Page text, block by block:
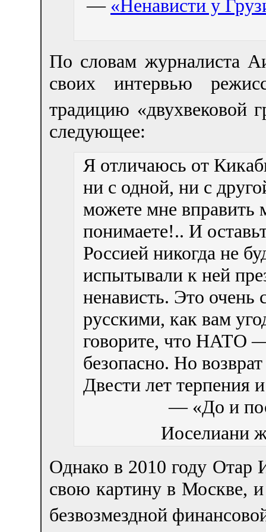
— «Ненависти у
По словам журналиста
своих интервью
традицию «двухвековой
следующее:
Я отличаюсь от
ни с одной, ни с
можете мне вправить
понимаете!.. И
Россией никогда не
испытывали к ней
ненависть. Это очень
русскими, как вам
говорите, что НАТО
безопасно. Но
Двести лет терпения
— «До и
Иоселиани
Однако в 2010 году Отар
свою картину в Москве,
безвозмездной